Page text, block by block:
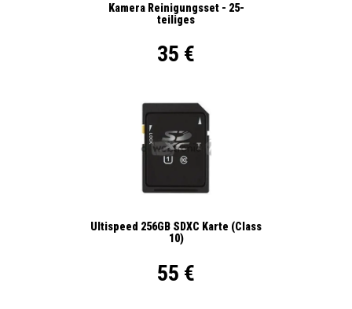
Kamera Reinigungsset - 25-
teiliges
35 €
Ultispeed 256GB SDXC Karte (Class
10)
55 €